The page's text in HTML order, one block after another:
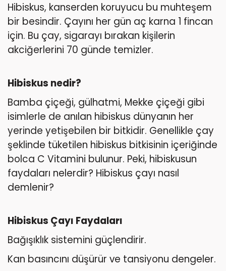
Hibiskus, kanserden koruyucu bu muhteşem
bir besindir. Çayını her gün aç karna 1 fincan
için. Bu çay, sigarayı bırakan kişilerin
akciğerlerini 70 günde temizler.
Hibiskus nedir?
Bamba çiçeği, gülhatmi, Mekke çiçeği gibi
isimlerle de anılan hibiskus dünyanın her
yerinde yetişebilen bir bitkidir. Genellikle çay
şeklinde tüketilen hibiskus bitkisinin içeriğinde
bolca C Vitamini bulunur. Peki, hibiskusun
faydaları nelerdir? Hibiskus çayı nasıl
demlenir?
Hibiskus Çayı Faydaları
Bağışıklık sistemini güçlendirir.
Kan basıncını düşürür ve tansiyonu dengeler.